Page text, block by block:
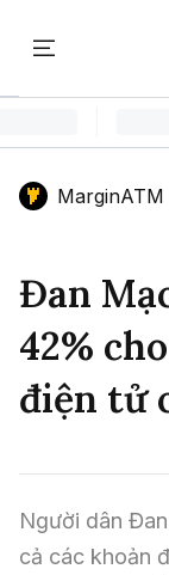
Home
Tin Tức
Tin Tức
ATM Analytics
Phân
Thuật
Kiến
Kinh
Chỉ Báo
Nến &
Airdrop
Sign in
MarginATM
Đan
42%
điện tử
Người dân
cả các khoản